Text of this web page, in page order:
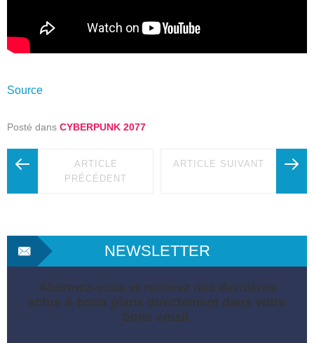
Source
Posté dans CYBERPUNK 2077
ARTICLE
PRÉCÉDENT
ARTICLE SUIVANT
NEWSLETTER
Abonnez-vous et recevez nos dernières
actus & bons plans directement dans votre
boite email.